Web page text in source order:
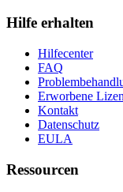
Hilfe erhalten
Hilfecenter
FAQ
Erworbene
Kontakt
Datenschutz
EULA
Ressourcen